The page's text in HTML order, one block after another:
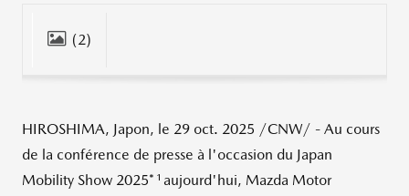
(2)
HIROSHIMA, Japon, le 29 oct. 2025 /CNW/ - Au cours
de la conférence de presse à l'occasion du Japan
Mobility Show 2025* 1 aujourd'hui, Mazda Motor